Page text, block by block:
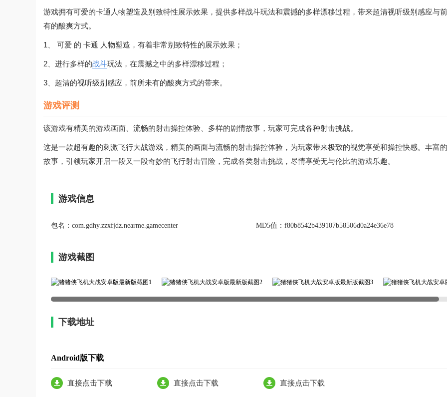
游戏拥有可爱的卡通人物塑造及别致特性展示效果，提供多样战斗玩法和震撼的多样漂移过程，带来超清视听级别感应与
有的酸爽方式。
1、 可爱 的 卡通 人物塑造，有着非常别致特性的展示效果；
2、进行多样的战斗玩法，在震撼之中的多样漂移过程；
3、超清的视听级别感应，前所未有的酸爽方式的带来。
游戏评测
该游戏有精美的游戏画面、流畅的射击操控体验、多样的剧情故事，玩家可完成各种射击挑战。
这是一款超有趣的刺激飞行大战游戏，精美的画面与流畅的射击操控体验，为玩家带来极致的视觉享受和操控快感。丰富
故事，引领玩家开启一段又一段奇妙的飞行射击冒险，完成各类射击挑战，尽情享受无与伦比的游戏乐趣。
游戏信息
包名： com.gdhy.zzxfjdz.nearme.gamecenter MD5值： f80b8542b439107b58506d0a24e36e78
游戏截图
下载地址
Android版下载
直接点击下载 直接点击下载 直接点击下载